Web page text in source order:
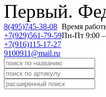
Первый.
8(495)745-38-08
+7(929)561-79-59
+7(916)115-17-27
9100911@mail.ru
Время
Пн-Пт 9:00 –